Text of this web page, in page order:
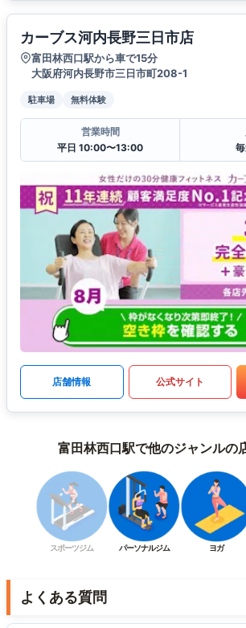
カーブス河内長野三日市店
富田林西口駅から車で15分
大阪府河内長野市三日市町208-1
駐車場 無料体験
営業時間
平日 10:00〜13:00
店舗情報 公式サイト
富田林西口駅で他のジャンルの
スポーツジム パーソナルジム ヨガ
よくある質問